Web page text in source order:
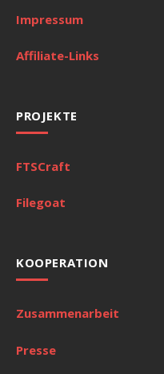
Impressum
Affiliate-Links
PROJEKTE
FTSCraft
Filegoat
KOOPERATION
Zusammenarbeit
Presse